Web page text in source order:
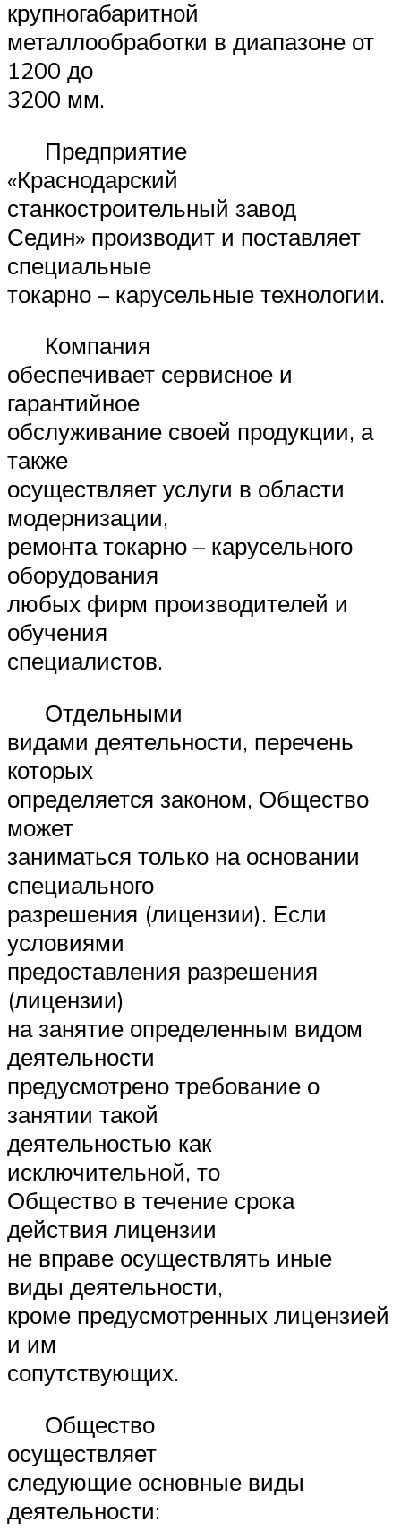
крупногабаритной
металлообработки в диапазоне от
1200 до
3200 мм.
Предприятие
«Краснодарский
станкостроительный завод
Седин» производит и поставляет
специальные
токарно – карусельные технологии.
Компания
обеспечивает сервисное и
гарантийное
обслуживание своей продукции, а
также
осуществляет услуги в области
модернизации,
ремонта токарно – карусельного
оборудования
любых фирм производителей и
обучения
специалистов.
Отдельными
видами деятельности, перечень
которых
определяется законом, Общество
может
заниматься только на основании
специального
разрешения (лицензии). Если
условиями
предоставления разрешения
(лицензии)
на занятие определенным видом
деятельности
предусмотрено требование о
занятии такой
деятельностью как
исключительной, то
Общество в течение срока
действия лицензии
не вправе осуществлять иные
виды деятельности,
кроме предусмотренных лицензией
и им
сопутствующих.
Общество
осуществляет
следующие основные виды
деятельности: